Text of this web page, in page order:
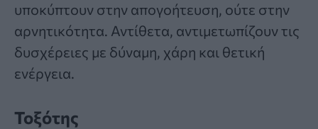
υποκύπτουν στην απογοήτευση, ούτε στην
αρνητικότητα. Αντίθετα, αντιμετωπίζουν τις
δυσχέρειες με δύναμη, χάρη και θετική
ενέργεια.
Τοξότης